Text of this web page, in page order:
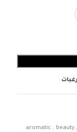
aromatic , beauty ,